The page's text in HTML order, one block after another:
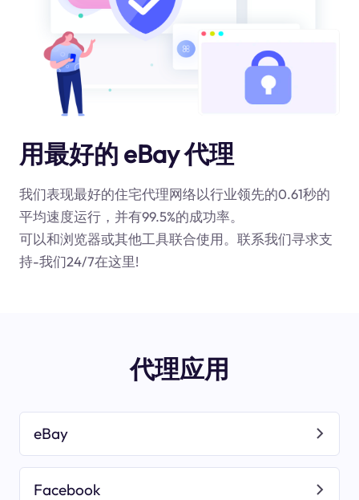
用最好的 eBay 代理
我们表现最好的住宅代理网络以行业领先的0.61秒的
平均速度运行，并有99.5%的成功率。
可以和浏览器或其他工具联合使用。联系我们寻求支
持-我们24/7在这里!
代理应用
eBay
Facebook